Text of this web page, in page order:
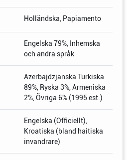
Holländska, Papiamento
Engelska 79%, Inhemska
och andra språk
Azerbajdzjanska Turkiska
89%, Ryska 3%, Armeniska
2%, Övriga 6% (1995 est.)
Engelska (Officiellt),
Kroatiska (bland haitiska
invandrare)